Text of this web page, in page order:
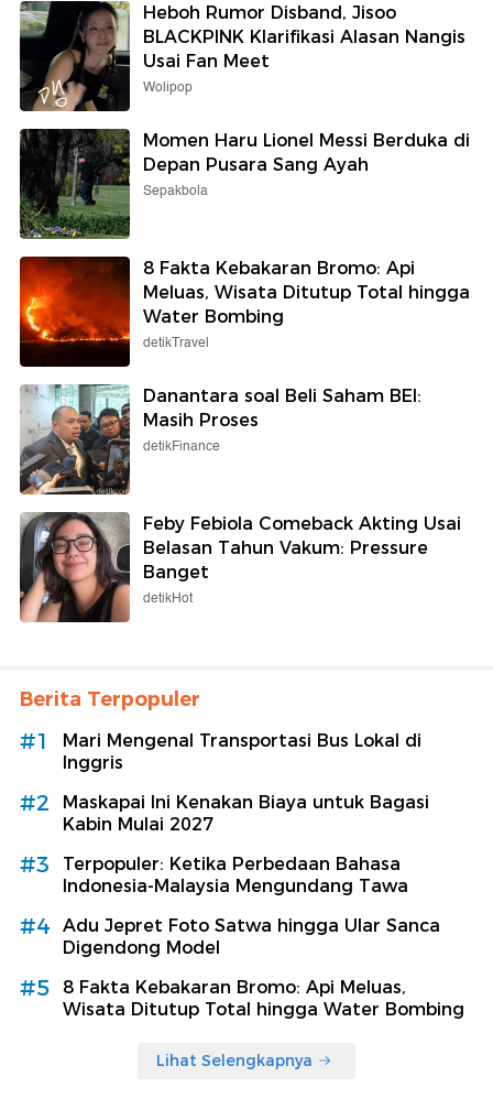
Heboh Rumor Disband, Jisoo
BLACKPINK Klarifikasi Alasan Nangis
Usai Fan Meet
Wolipop
Momen Haru Lionel Messi Berduka di
Depan Pusara Sang Ayah
Sepakbola
8 Fakta Kebakaran Bromo: Api
Meluas, Wisata Ditutup Total hingga
Water Bombing
detikTravel
Danantara soal Beli Saham BEI:
Masih Proses
detikFinance
Feby Febiola Comeback Akting Usai
Belasan Tahun Vakum: Pressure
Banget
detikHot
Berita Terpopuler
#1
Mari Mengenal Transportasi Bus Lokal di
Inggris
#2
Maskapai Ini Kenakan Biaya untuk Bagasi
Kabin Mulai 2027
#3
Terpopuler: Ketika Perbedaan Bahasa
Indonesia-Malaysia Mengundang Tawa
#4
Adu Jepret Foto Satwa hingga Ular Sanca
Digendong Model
#5
8 Fakta Kebakaran Bromo: Api Meluas,
Wisata Ditutup Total hingga Water Bombing
Lihat Selengkapnya